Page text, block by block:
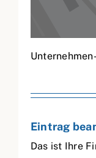
Eintrag
Das ist Ihre